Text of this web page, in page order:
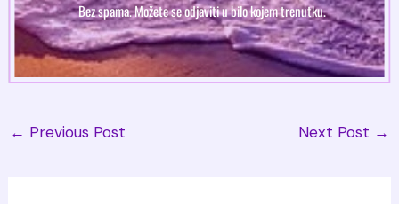
← Previous Post Next Post →